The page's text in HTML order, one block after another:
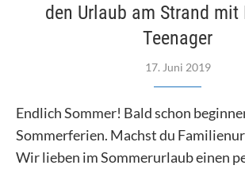
den Urlaub am Strand mit
Teenager
17. Juni 2019
Endlich Sommer! Bald schon
Sommerferien. Machst du
Wir lieben im Sommerurlaub einen